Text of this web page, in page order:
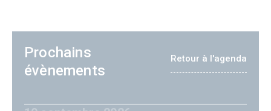
Prochains
évènements
Retour à l'agenda